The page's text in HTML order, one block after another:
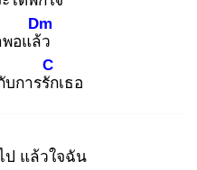
พอแล้ว
Dm
บการรัก
C
เธอ
ป แล้วใจฉัน